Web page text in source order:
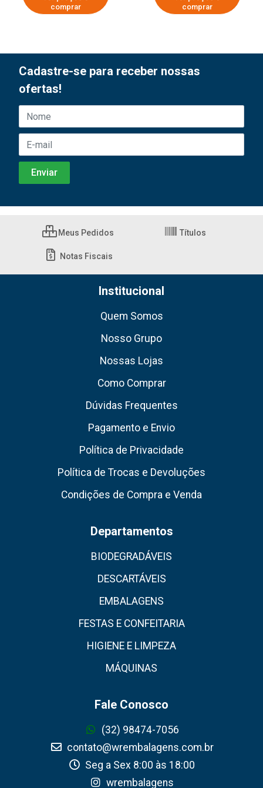
comprar
comprar
Cadastre-se para receber nossas
ofertas!
Meus Pedidos Títulos
Notas Fiscais
Institucional
Quem Somos
Nosso Grupo
Nossas Lojas
Como Comprar
Dúvidas Frequentes
Pagamento e Envio
Política de Privacidade
Política de Trocas e Devoluções
Condições de Compra e Venda
Departamentos
BIODEGRADÁVEIS
DESCARTÁVEIS
EMBALAGENS
FESTAS E CONFEITARIA
HIGIENE E LIMPEZA
MÁQUINAS
Fale Conosco
(32) 98474-7056
contato@wrembalagens.com.br
Seg a Sex 8:00 às 18:00
wrembalagens